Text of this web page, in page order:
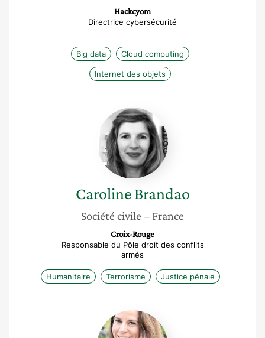
Hackcyom
Directrice cybersécurité
Big data Cloud computing
Internet des objets
Caroline
Brandao
Caroline Brandao
Société civile – France
Croix-Rouge
Responsable du Pôle droit des conflits
armés
Humanitaire Terrorisme Justice pénale
Bénédicte
Schmitt